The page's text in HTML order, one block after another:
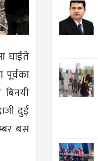
घाईते
बिनयी
दुई
बस